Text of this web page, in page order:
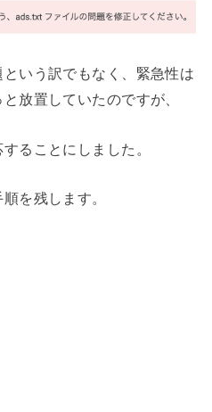
いう訳でもなく、緊急性は
放置していたのですが、
ることにしました。
を残します。